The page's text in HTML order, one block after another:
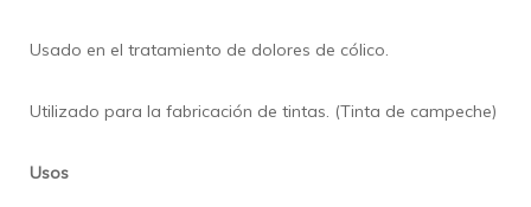
Usado en el tratamiento de dolores de cólico.
Utilizado para la fabricación de tintas. (Tinta de campeche)
Usos